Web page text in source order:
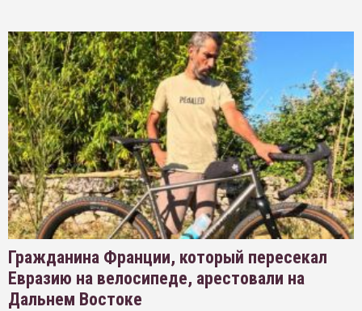
Гражданина Франции, который пересекал
Евразию на велосипеде, арестовали на
Дальнем Востоке